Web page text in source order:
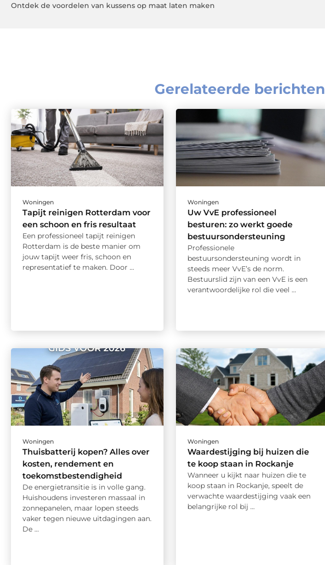
Ontdek de voordelen van kussens op maat laten maken
Gerelateerde berichten
Woningen
Tapijt reinigen Rotterdam voor
een schoon en fris resultaat
Een professioneel tapijt reinigen
Rotterdam is de beste manier om
jouw tapijt weer fris, schoon en
representatief te maken. Door ...
Woningen
Uw VvE professioneel
besturen: zo werkt goede
bestuursondersteuning
Professionele
bestuursondersteuning wordt in
steeds meer VvE’s de norm.
Bestuurslid zijn van een VvE is een
verantwoordelijke rol die veel ...
Woningen
Thuisbatterij kopen? Alles over
kosten, rendement en
toekomstbestendigheid
De energietransitie is in volle gang.
Huishoudens investeren massaal in
zonnepanelen, maar lopen steeds
vaker tegen nieuwe uitdagingen aan.
De ...
Woningen
Waardestijging bij huizen die
te koop staan in Rockanje
Wanneer u kijkt naar huizen die te
koop staan in Rockanje, speelt de
verwachte waardestijging vaak een
belangrijke rol bij ...